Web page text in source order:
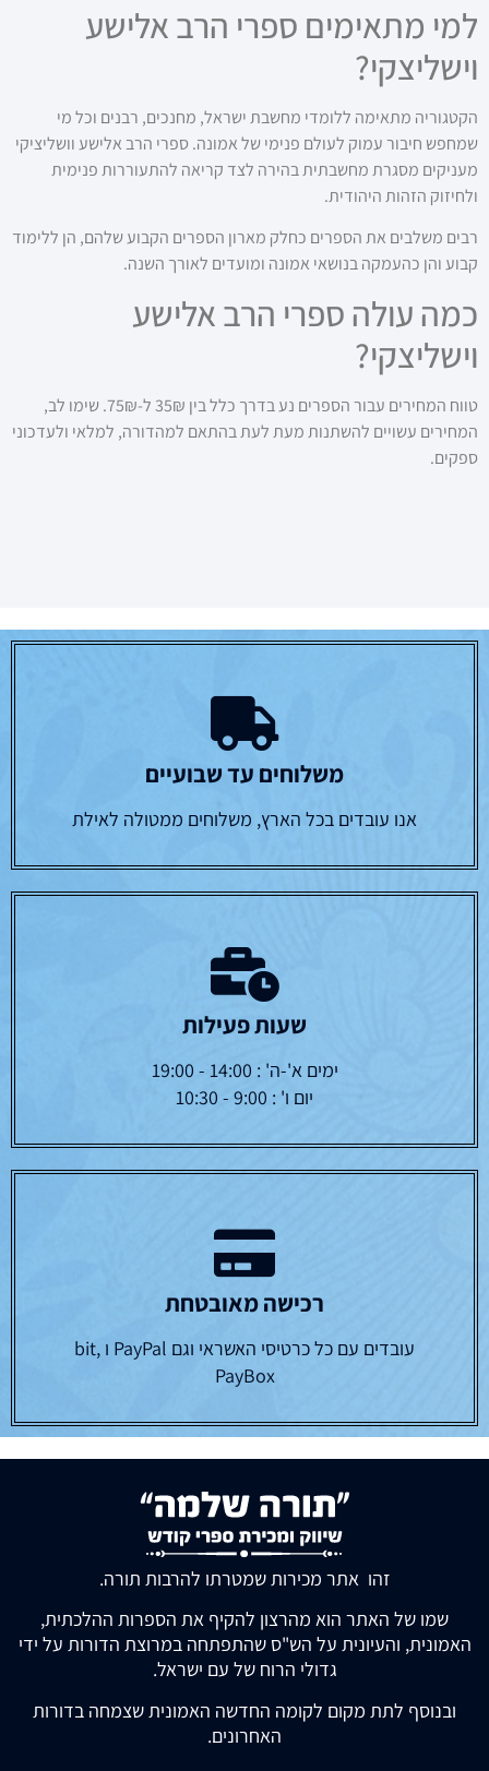
למי מתאימים ספרי הרב אלישע
וישליצקי?
הקטגוריה מתאימה ללומדי מחשבת ישראל, מחנכים, רבנים וכל מי
שמחפש חיבור עמוק לעולם פנימי של אמונה. ספרי הרב אלישע וושליציקי
מעניקים מסגרת מחשבתית בהירה לצד קריאה להתעוררות פנימית
ולחיזוק הזהות היהודית.
רבים משלבים את הספרים כחלק מארון הספרים הקבוע שלהם, הן ללימוד
קבוע והן כהעמקה בנושאי אמונה ומועדים לאורך השנה.
כמה עולה ספרי הרב אלישע
וישליצקי?
טווח המחירים עבור הספרים נע בדרך כלל בין 35₪ ל-75₪. שימו לב,
המחירים עשויים להשתנות מעת לעת בהתאם למהדורה, למלאי ולעדכוני
ספקים.
משלוחים עד שבועיים
אנו עובדים בכל הארץ, משלוחים ממטולה לאילת
שעות פעילות
ימים א'-ה' : 14:00 - 19:00
יום ו' : 9:00 - 10:30
רכישה מאובטחת
עובדים עם כל כרטיסי האשראי וגם PayPal ו bit,
PayBox
זהו אתר מכירות שמטרתו להרבות תורה.
שמו של האתר הוא מהרצון להקיף את הספרות ההלכתית,
האמונית, והעיונית על הש"ס שהתפתחה במרוצת הדורות על ידי
גדולי הרוח של עם ישראל.
ובנוסף לתת מקום לקומה החדשה האמונית שצמחה בדורות
האחרונים.